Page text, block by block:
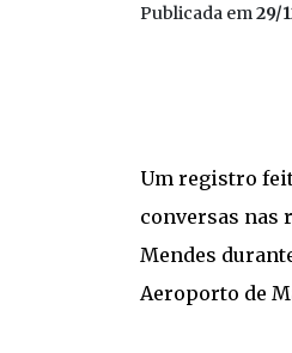
Publicada em29/
Um registro
conversas nas
Mendes
Aeroporto de